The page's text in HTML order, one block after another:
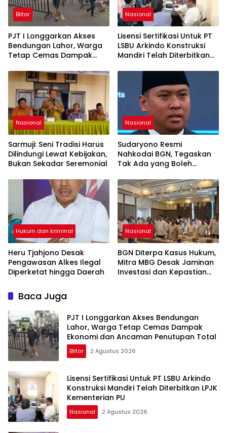
Blitar
PJT I Longgarkan Akses
Bendungan Lahor, Warga
Tetap Cemas Dampak
Penutupan Total
Nasional
Lisensi Sertifikasi Untuk PT
LSBU Arkindo Konstruksi
Mandiri Telah Diterbitkan
Nasional
Sarmuji: Seni Tradisi Harus
Dilindungi Lewat Kebijakan,
Bukan Sekadar Seremonial
Nasional
Sudaryono Resmi
Nahkodai BGN, Tegaskan
Tak Ada yang Boleh
Hukum dan kriminal
Heru Tjahjono Desak
Pengawasan Alkes Ilegal
Diperketat hingga Daerah
Nasional
BGN Diterpa Kasus Hukum,
Mitra MBG Desak Jaminan
Investasi dan Kepastian
Baca Juga
PJT I Longgarkan Akses Bendungan
Lahor, Warga Tetap Cemas Dampak
Ekonomi dan Ancaman Penutupan Total
Blitar 2 Agustus 2026
Lisensi Sertifikasi Untuk PT LSBU Arkindo
Konstruksi Mandiri Telah Diterbitkan LPJK
Kementerian PU
Nasional 2 Agustus 2026